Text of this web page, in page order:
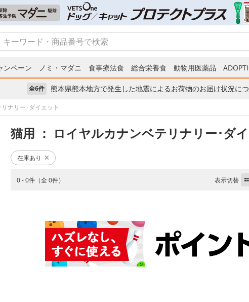
ンペーン ノミ・マダニ 食事療法食 総合栄養食 動物用医薬品
全6件 熊本県熊本地方で発生した地震によるお荷物のお届け状況につ
ナリー･ダイエット
猫用 ： ロイヤルカナンベテリナリー･ダ
在庫あり
0 - 0件（全 0件） 表示切替